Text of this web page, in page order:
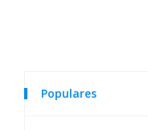
Populares